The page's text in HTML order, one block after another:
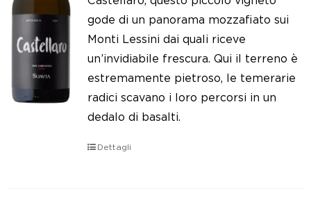
gode di un panorama mozzafiato sui
Monti Lessini dai quali riceve
un’invidiabile frescura. Qui il terreno è
estremamente pietroso, le temerarie
radici scavano i loro percorsi in un
dedalo di basalti.
Dettagli